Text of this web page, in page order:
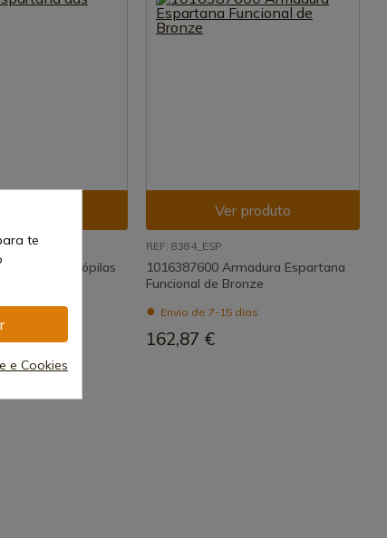
das Termópilas
Ver produto
REF: 8384_ESP
1016387600 Armadura Espartana
Funcional de Bronze
Envio de 7-15 dias
162,87 €
te
e Cookies